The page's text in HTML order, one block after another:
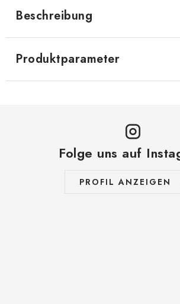
Beschreibung
Produktparameter
Folge uns auf
PROFIL ANZEIGEN